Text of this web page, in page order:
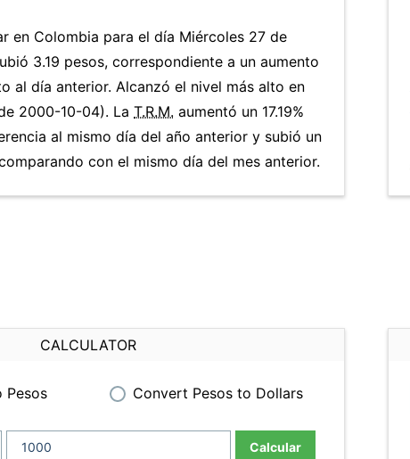
en Colombia para el día Miércoles 27 de
3.19 pesos, correspondiente a un aumento
al día anterior. Alcanzó el nivel más alto en
2000-10-04). La T.R.M. aumentó un 17.19%
al mismo día del año anterior y subió un
con el mismo día del mes anterior.
CALCULATOR
Pesos Convert Pesos to Dollars
Calcular